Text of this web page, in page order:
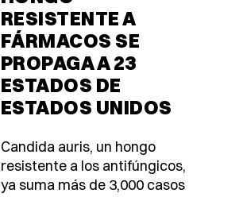
RESISTENTE A
FÁRMACOS SE
PROPAGA A 23
ESTADOS DE
ESTADOS UNIDOS
Candida auris, un hongo
resistente a los antifúngicos,
ya suma más de 3,000 casos